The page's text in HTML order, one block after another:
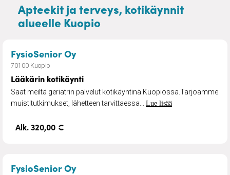
Apteekit ja terveys, kotikäynnit
alueelle Kuopio
FysioSenior Oy– Lääkärin kotikäynti
70100 Kuopio
Lääkärin kotikäynti
Saat meiltä geriatrin palvelut kotikäyntinä Kuopiossa.Tarjoamme
muistitutkimukset, lähetteen tarvittaessa... Lue lisää
Alk. 320,00 €
FysioSenior Oy– Fysioterapia kotikäyntinä